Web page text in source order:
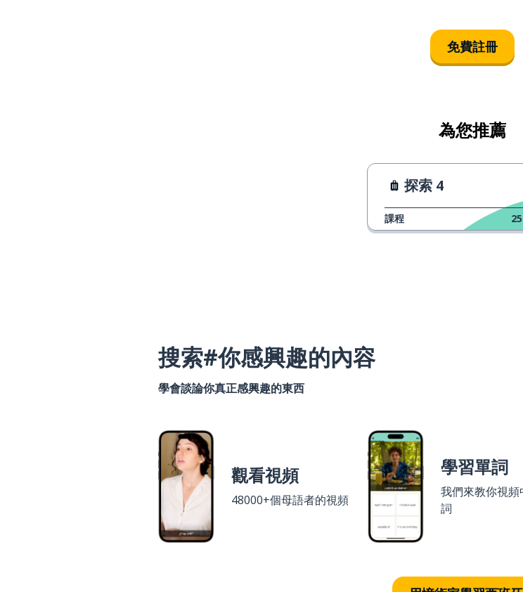
免費註冊
為您推薦
探索 4
課程 25
搜索#你感興趣的內容
學會談論你真正感興趣的東西
觀看視頻
48000+個母語者的視頻
學習單詞
我們來教你視
詞